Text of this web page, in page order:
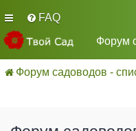
FAQ
Форум
Форум садоводов -